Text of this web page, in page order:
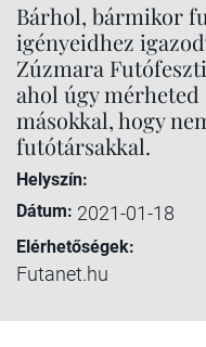
Bárhol, bármikor
igényeidhez
Zúzmara
ahol úgy
másokkal, hogy
futótársakkal.
Helyszín:
Dátum: 2021-01-18
Elérhetőségek:
Futanet.hu